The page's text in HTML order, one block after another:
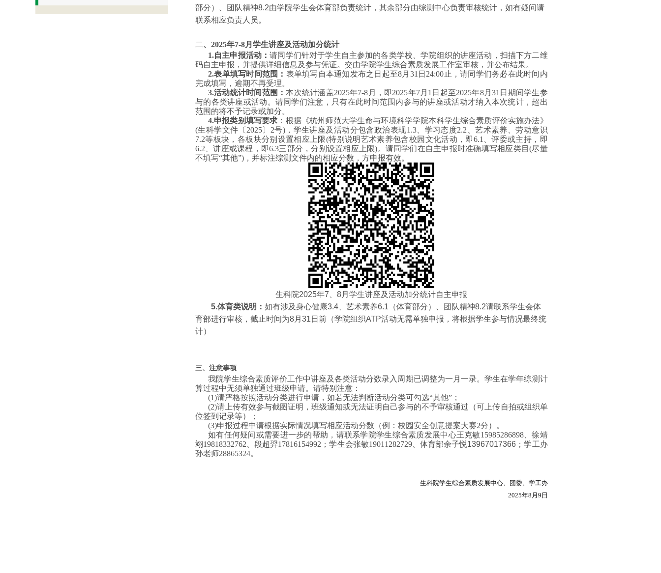
部分）、团队精神8.2由学院学生会体育部负责统计，其余部分由综测中心负责审核统计，如有疑问请
联系相应负责人员。
二、2025年7-8月学生讲座及活动加分统计
1.自主申报活动：请同学们针对于学生自主参加的各类学校、学院组织的讲座活动，扫描下方二维
码自主申报，并提供详细信息及参与凭证。交由学院学生综合素质发展工作室审核，并公布结果。
2.表单填写时间范围： 表单填写自本通知发布之日起至8月 31 日24:00止，请同学们务必在此时间内
完成填写，逾期不再受理。
3.活动统计时间范围：本次统计涵盖2025年7-8 月，即2025年7月1日起至2025年8月31 日期间学生参
与的各类讲座或活动。请同学们注意，只有在此时间范围内参与的讲座或活动才纳入本次统计，超出
范围的将不予记录或加分。
4.申报类别填写要求 ：根据《杭州师范大学生命与环境科学学院本科学生综合素质评价实施办法》
(生科学文件〔2025〕2号)，学生讲座及活动分包含政治表现1.3、学习态度2.2、艺术素养、劳动意识
7.2等板块，各板块分别设置相应上限(特别说明艺术素养包含校园文化活动，即6.1、评委或主持，即
6.2、讲座或课程，即6.3三部分，分别设置相应上限)。请同学们在自主申报时准确填写相应类目(尽量
不填写“其他”)，并标注综测文件内的相应分数，方申报有效。
生科院2025年7、8月学生讲座及活动加分统计自主申报
5.体育类说明： 如有涉及身心健康3.4、艺术素养6.1（体育部分）、团队精神8.2请联系学生会体
育部进行审核，截止时间为8月31日前（学院组织ATP活动无需单独申报，将根据学生参与情况最终统
计）
三、 注意事项
我院学生综合素质评价工作中讲座及各类活动分数录入周期已调整为一月一录。学生在学年综测计
算过程中无须单独通过班级申请。请特别注意：
(1)请严格按照活动分类进行申请，如若无法判断活动分类可勾选“其他”；
(2)请上传有效参与截图证明，班级通知或无法证明自己参与的不予审核通过（可上传自拍或组织单
位签到记录等）；
(3)申报过程中请根据实际情况填写相应活动分数（例：校园安全创意提案大赛2分）。
如有任何疑问或需要进一步的帮助，请联系学院学生综合素质发展中心王克敏15985286898、徐靖
翊19818332762、段超羿17816154992；学生会张敏19011282729、体育部余子悦13967017366 ；学工办
孙老师28865324。
生科院学生综合素质发展中心、团委、学工办
2025年8 月9 日